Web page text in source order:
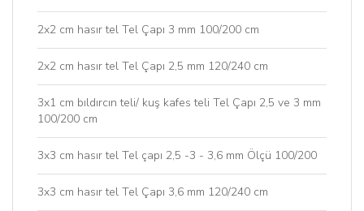
2x2 cm hasır tel Tel Çapı 3 mm 100/200 cm
2x2 cm hasır tel Tel Çapı 2,5 mm 120/240 cm
3x1 cm bıldırcın teli/ kuş kafes teli Tel Çapı 2,5 ve 3 mm
100/200 cm
3x3 cm hasır tel Tel çapı 2,5 -3 - 3,6 mm Ölçü 100/200
3x3 cm hasır tel Tel Çapı 3,6 mm 120/240 cm